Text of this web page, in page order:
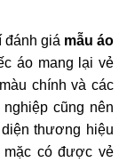
đánh giá mẫu áo
áo mang lại vẻ
chính và các
cũng nên
thương hiệu
có được vẻ